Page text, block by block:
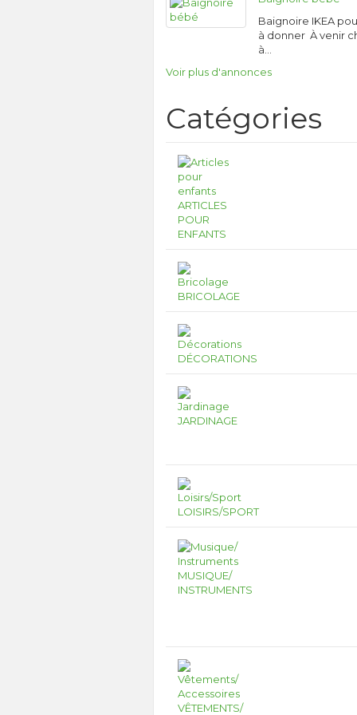
Baignoire IKEA
à donner À venir
à…
Voir plus d'annonces
Catégories
ARTICLES
POUR
ENFANTS
BRICOLAGE
DÉCORATIONS
JARDINAGE
LOISIRS/SPORT
MUSIQUE/
INSTRUMENTS
VÊTEMENTS/